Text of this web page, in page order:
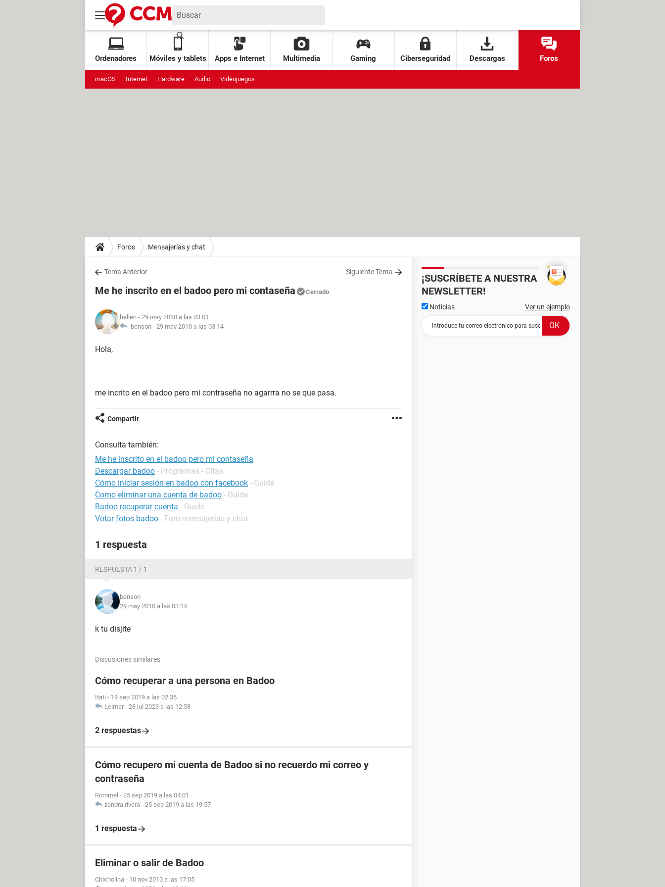
Ordenadores Móviles y tablets Apps e Internet Multimedia Gaming Ciberseguridad Descargas Foros
macOS Internet Hardware Audio Videojuegos
Foros Mensajerías y chat
Tema Anterior Siguiente Tema
Me he inscrito en el badoo pero mi contaseña Cerrado
hellen - 29 may 2010 a las 03:01
benson - 29 may 2010 a las 03:14
Hola,
me incrito en el badoo pero mi contraseña no agarrra no se que pasa.
Compartir
Consulta también:
Me he inscrito en el badoo pero mi contaseña
Descargar badoo - Programas - Citas
Cómo iniciar sesión en badoo con facebook - Guide
Como eliminar una cuenta de badoo - Guide
Badoo recuperar cuenta - Guide
Votar fotos badoo - Foro mensajerías y chat
1 respuesta
RESPUESTA 1 / 1
benson
29 may 2010 a las 03:14
k tu disjite
Discusiones similares
Cómo recuperar a una persona en Badoo
Itati - 19 sep 2019 a las 02:35
Leimar - 28 jul 2023 a las 12:58
2 respuestas
Cómo recupero mi cuenta de Badoo si no recuerdo mi correo y
contraseña
Rommel - 25 sep 2019 a las 04:01
zandra.rivera - 25 sep 2019 a las 19:57
1 respuesta
Eliminar o salir de Badoo
Chicholina - 10 nov 2010 a las 17:05
¡SUSCRÍBETE A NUESTRA
NEWSLETTER!
Noticias Ver un ejemplo